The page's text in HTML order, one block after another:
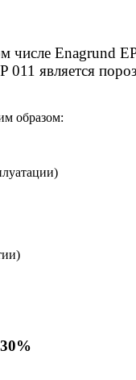
числе Enagrund
011 является
образом: